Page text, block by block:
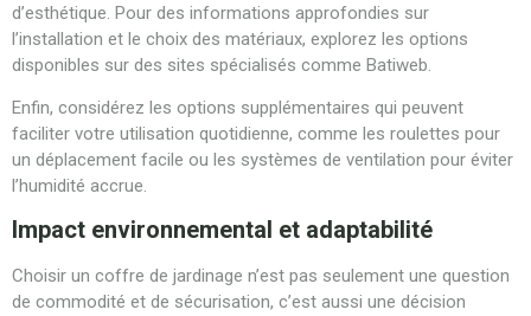
d’esthétique. Pour des informations approfondies sur
l’installation et le choix des matériaux, explorez les options
disponibles sur des sites spécialisés comme Batiweb.
Enfin, considérez les options supplémentaires qui peuvent
faciliter votre utilisation quotidienne, comme les roulettes pour
un déplacement facile ou les systèmes de ventilation pour éviter
l’humidité accrue.
Impact environnemental et adaptabilité
Choisir un coffre de jardinage n’est pas seulement une question
de commodité et de sécurisation, c’est aussi une décision